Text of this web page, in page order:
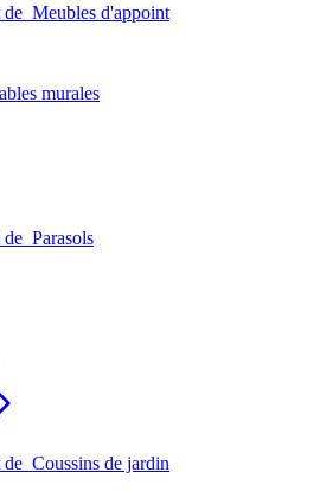
de Meubles d'appoint
murales
de Parasols
de Coussins de jardin